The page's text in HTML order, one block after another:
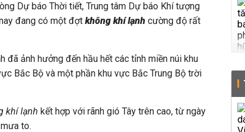
Dự báo Thời tiết, Trung tâm Dự báo Khí tượng
đang có một đợt không khí lạnh cường độ rất
đã ảnh hưởng đến hầu hết các tỉnh miền núi khu
Bắc Bộ và một phần khu vực Bắc Trung Bộ trời
khí lạnh kết hợp với rãnh gió Tây trên cao, từ ngày
to.